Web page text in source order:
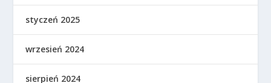
styczeń 2025
wrzesień 2024
sierpień 2024